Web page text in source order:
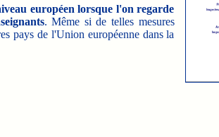
européen lorsque l'on regarde
. Même si de telles mesures
pays de l'Union européenne dans la